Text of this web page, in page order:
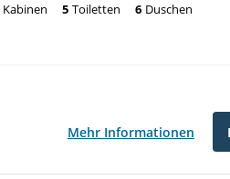
Kabinen 5 Toiletten 6 Duschen
Mehr Informationen